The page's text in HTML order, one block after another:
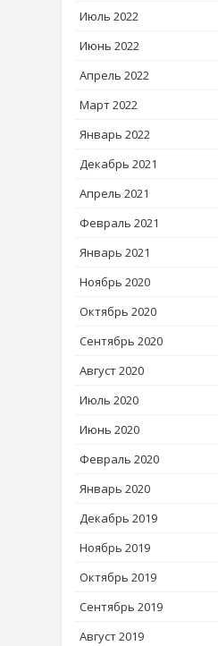
Июль 2022
Июнь 2022
Апрель 2022
Март 2022
Январь 2022
Декабрь 2021
Апрель 2021
Февраль 2021
Январь 2021
Ноябрь 2020
Октябрь 2020
Сентябрь 2020
Август 2020
Июль 2020
Июнь 2020
Февраль 2020
Январь 2020
Декабрь 2019
Ноябрь 2019
Октябрь 2019
Сентябрь 2019
Август 2019